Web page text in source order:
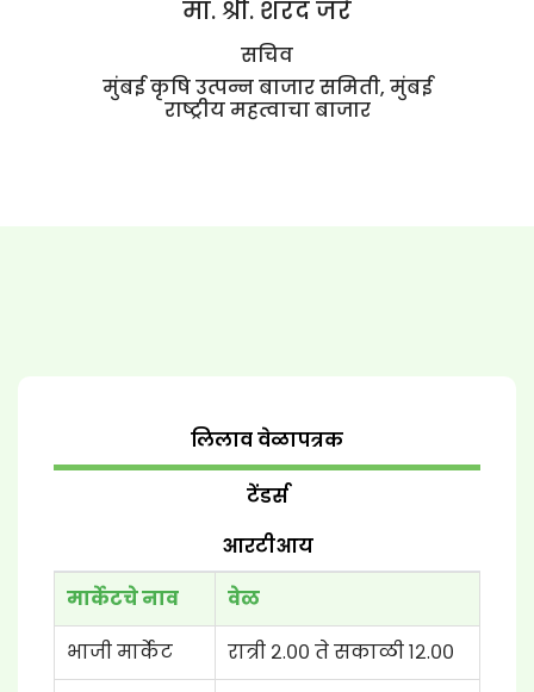
मा. श्री. शरद जरे
सचिव
मुंबई कृषि उत्पन्न बाजार समिती, मुंबई
राष्ट्रीय महत्वाचा बाजार
लिलाव वेळापत्रक
टेंडर्स
आरटीआय
मार्केटचे नाव
वेळ
भाजी मार्केट
रात्री २.०० ते सकाळी १२.००